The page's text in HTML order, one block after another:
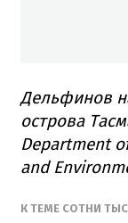
Дельфинов
острова
Department
and
К ТЕМЕ СОТНИ